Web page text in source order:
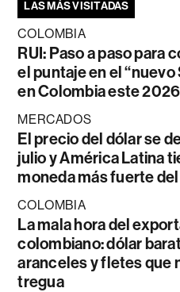
LAS MÁS VISITADAS
COLOMBIA
RUI: Paso a paso para
el puntaje en el “nuevo
en Colombia este 2026
MERCADOS
El precio del dólar se
julio y América Latina
moneda más fuerte
COLOMBIA
La mala hora del
colombiano: dólar
aranceles y fletes que
tregua